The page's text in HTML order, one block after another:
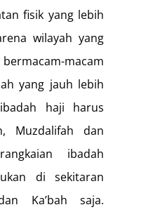
fisik yang lebih
wilayah yang
macam
yang jauh lebih
haji harus
Muzdalifah dan
ibadah
di sekitaran
Ka’bah saja.